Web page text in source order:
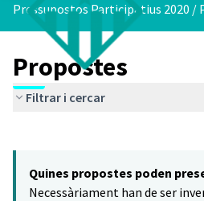
Pressupostos Participatius 2020 /
Propostes
Filtrar i cercar
−
Quines propostes poden
Necessàriament han de ser